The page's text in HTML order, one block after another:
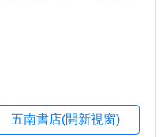
五南書店(開新視窗)